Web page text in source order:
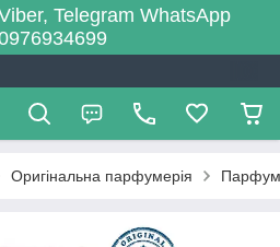
Telegram WhatsApp
Оригінальна парфумерія